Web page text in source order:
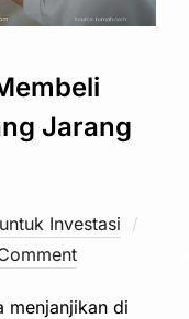
Jarang
Investasi
menjanjikan di